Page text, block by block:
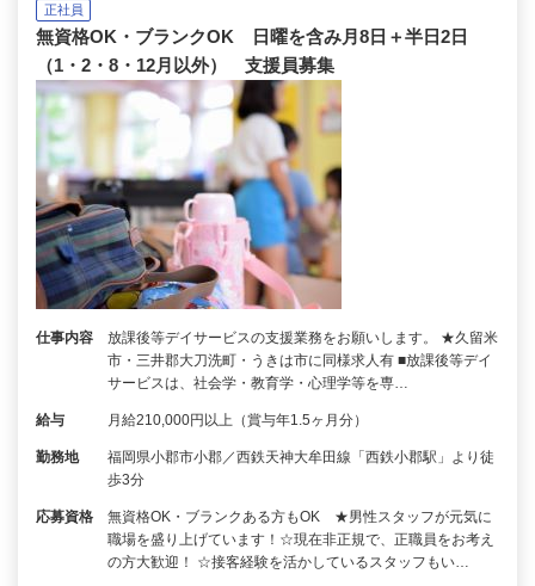
正社員
無資格OK・ブランクOK 日曜を含み月8日＋半日2日
（1・2・8・12月以外） 支援員募集
仕事内容
放課後等デイサービスの支援業務をお願いします。 ★久留米
市・三井郡大刀洗町・うきは市に同様求人有 ■放課後等デイ
サービスは、社会学・教育学・心理学等を専…
給与 月給210,000円以上（賞与年1.5ヶ月分）
勤務地
福岡県小郡市小郡／西鉄天神大牟田線「西鉄小郡駅」より徒
歩3分
応募資格
無資格OK・ブランクある方もOK ★男性スタッフが元気に
職場を盛り上げています！☆現在非正規で、正職員をお考え
の方大歓迎！ ☆接客経験を活かしているスタッフもい…